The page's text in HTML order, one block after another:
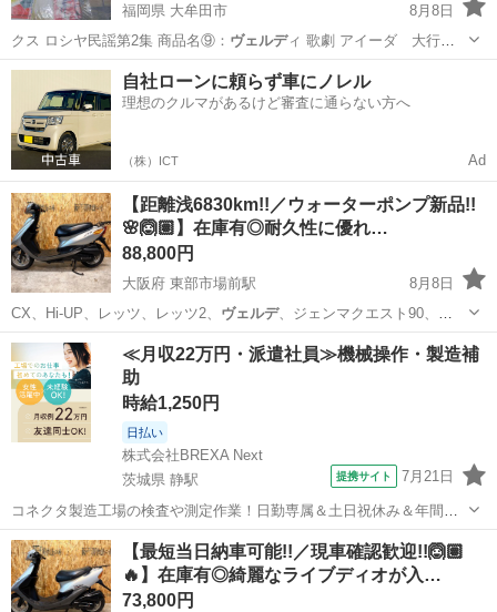
福岡県 大牟田市
8月8日
クス ロシヤ民謡第2集 商品名⑨： ヴェルディ 歌劇 アイーダ 大行進
曲 商品…
福岡 大牟田市 その他 行進曲
自社ローンに頼らず車にノレル
理想のクルマがあるけど審査に通らない方へ
（株）ICT Ad
【距離浅6830km!!／ウォーターポンプ新品!!
🌸🙆🏽】在庫有◎耐久性に優れ…
88,800円
大阪府 東部市場前駅
8月8日
CX、Hi-UP、レッツ、レッツ2、 ヴェルデ、ジェンマクエスト90、
JOG、アプ…
大阪 大阪市 東部市場前駅 バイク ナンバープレート
≪月収22万円・派遣社員≫機械操作・製造補
助
時給1,250円
日払い
株式会社BREXA Next
茨城県 静駅
提携サイト 7月21日
コネクタ製造工場の検査や測定作業！日勤専属＆土日祝休み＆年間休
日128日★クリーンルーム内作業★マイカー通勤OK＆無料駐車場あり
★就業先食堂利用可！日払い制度あり！《茨城県常陸大宮市》 人気の
工場のお仕事 ◇コネクタ製造工...
茨城 常陸大宮市 静駅 その他
【最短当日納車可能!!／現車確認歓迎!!🙆🏽
🔥】在庫有◎綺麗なライブディオが入…
73,800円